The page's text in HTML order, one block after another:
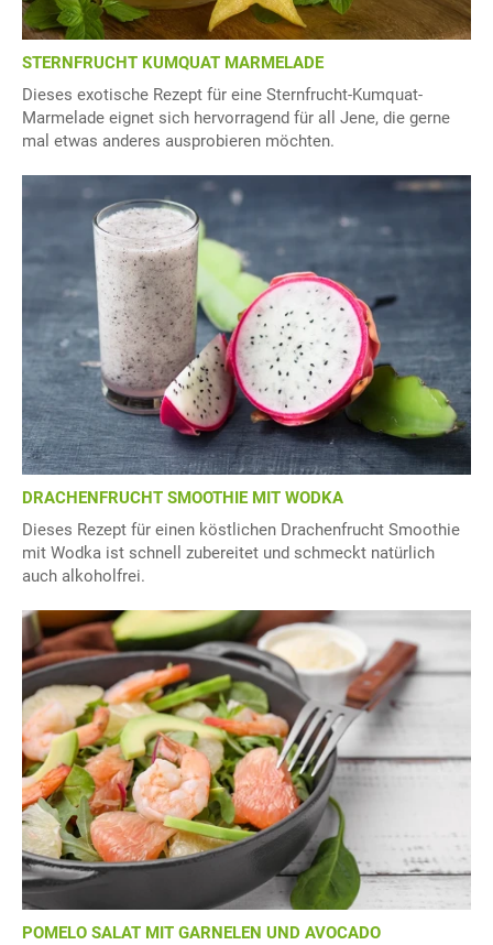
STERNFRUCHT KUMQUAT MARMELADE
Dieses exotische Rezept für eine Sternfrucht-Kumquat-
Marmelade eignet sich hervorragend für all Jene, die gerne
mal etwas anderes ausprobieren möchten.
DRACHENFRUCHT SMOOTHIE MIT WODKA
Dieses Rezept für einen köstlichen Drachenfrucht Smoothie
mit Wodka ist schnell zubereitet und schmeckt natürlich
auch alkoholfrei.
POMELO SALAT MIT GARNELEN UND AVOCADO